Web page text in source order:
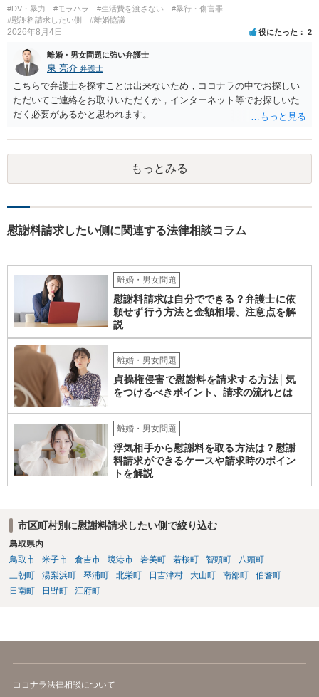
えるかどうかは、裁判官の個性に依る点が大きいので、何ともいえま
せん。
#DV・暴力 #モラハラ #生活費を渡さない
#暴行・傷害罪
#慰謝料請求したい側
#離婚協議
2026年8月4日 役にたった 2
離婚・男女問題に強い弁護士
泉 亮介 弁護士
こちらで弁護士を探すことは出来ないため，ココナラの中でお探しい
ただいてご連絡をお取りいただくか，インターネット等でお探しいた
だく必要があるかと思われます。
もっとみる
慰謝料請求したい側に関連する法律相談コラム
離婚・男女問題
慰謝料請求は自分でできる？弁護士に依
頼せず行う方法と金額相場、注意点を解
説
離婚・男女問題
貞操権侵害で慰謝料を請求する方法│気
をつけるべきポイント、請求の流れとは
離婚・男女問題
浮気相手から慰謝料を取る方法は？慰謝
料請求ができるケースや請求時のポイン
トを解説
市区町村別に慰謝料請求したい側で絞り込む
鳥取県内
鳥取市
米子市 倉吉市 境港市 岩美町 若桜町 智頭町
八頭町
三朝町
湯梨浜町 琴浦町 北栄町 日吉津村 大山町 南部町
伯耆町
日南町
日野町 江府町
ココナラ法律相談について